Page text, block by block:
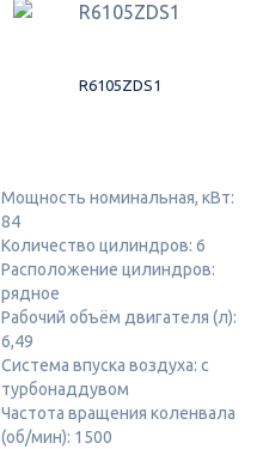
R6105ZDS1
Мощность номинальная, кВт:
84
Количество цилиндров: 6
Расположение цилиндров:
рядное
Рабочий объём двигателя (л):
6,49
Система впуска воздуха: с
турбонаддувом
Частота вращения коленвала
(об/мин): 1500